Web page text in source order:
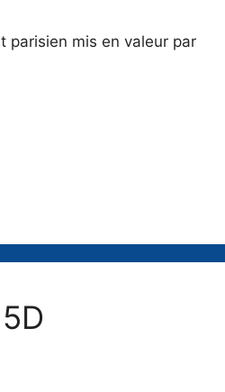
parisien mis en valeur par